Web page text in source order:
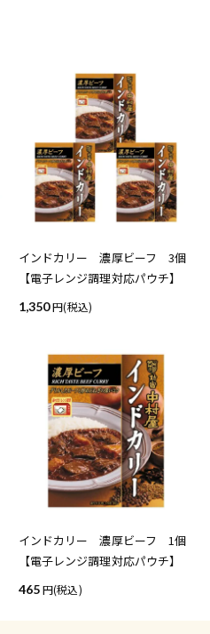
インドカリー 濃厚ビーフ 3個
【電子レンジ調理対応パウチ】
1,350 (税込)
インドカリー 濃厚ビーフ 1個
【電子レンジ調理対応パウチ】
465 (税込)